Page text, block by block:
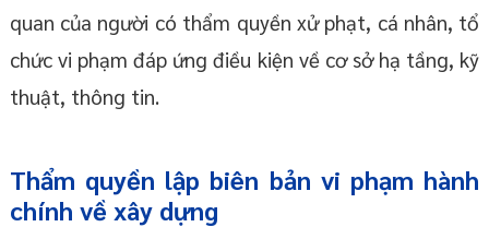
quan của người có thẩm quyền xử phạt, cá nhân, tổ
chức vi phạm đáp ứng điều kiện về cơ sở hạ tầng, kỹ
thuật, thông tin.
Thẩm quyền lập biên bản vi phạm hành
chính về xây dựng